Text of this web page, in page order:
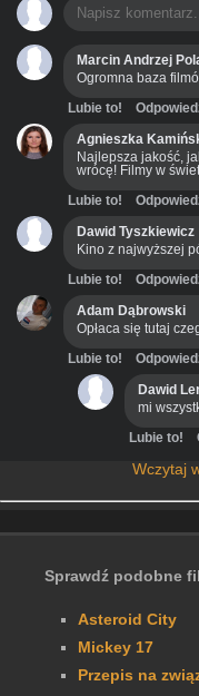
Marcin Andrzej
Ogromna baza
Lubie to!
Agnieszka
Najlepsza jakość,
wrócę! Filmy w
Lubie to!
Dawid Tyszkiewicz
Kino z najwyższej
Lubie to!
Adam Dąbrowski
Opłaca się tutaj
Lubie to!
Dawid
mi
Lubie to!
Wczytaj
Sprawdź podobne
Asteroid City
Mickey 17
Przepis na